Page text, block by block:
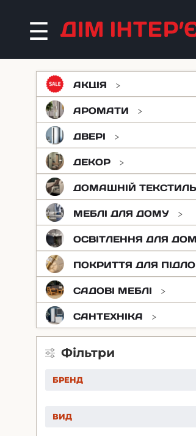
АКЦІЯ
АРОМАТИ
ДВЕРІ
ДЕКОР
ДОМАШНІЙ ТЕКСТИЛЬ
МЕБЛІ ДЛЯ ДОМУ
ОСВІТЛЕННЯ ДЛЯ
ПОКРИТТЯ ДЛЯ
САДОВІ МЕБЛІ
САНТЕХНІКА
Фільтри
БРЕНД
ВИД